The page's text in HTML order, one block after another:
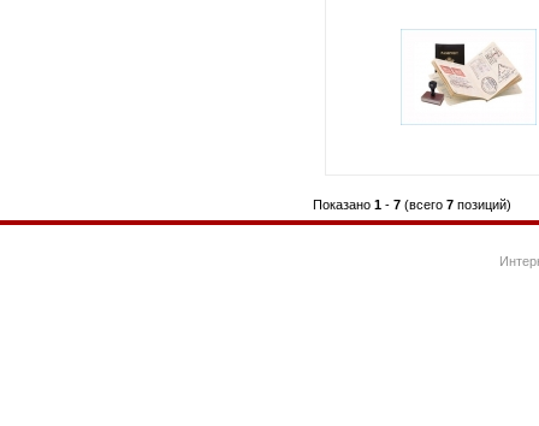
Показано 1 - 7 (всего 7 позиций)